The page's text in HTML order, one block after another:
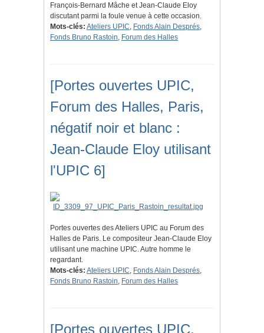
François-Bernard Mâche et Jean-Claude Eloy
discutant parmi la foule venue à cette occasion.
Mots-clés: Ateliers UPIC, Fonds Alain Després,
Fonds Bruno Rastoin, Forum des Halles
[Portes ouvertes UPIC,
Forum des Halles, Paris,
négatif noir et blanc :
Jean-Claude Eloy utilisant
l'UPIC 6]
Portes ouvertes des Ateliers UPIC au Forum des
Halles de Paris. Le compositeur Jean-Claude Eloy
utilisant une machine UPIC. Autre homme le
regardant.
Mots-clés: Ateliers UPIC, Fonds Alain Després,
Fonds Bruno Rastoin, Forum des Halles
[Portes ouvertes UPIC,